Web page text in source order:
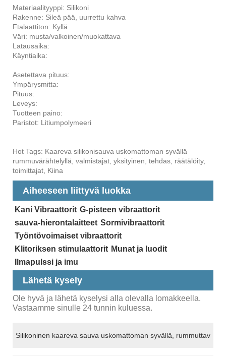
Materiaalityyppi: Silikoni
Rakenne: Sileä pää, uurrettu kahva
Ftalaattiton: Kyllä
Väri: musta/valkoinen/muokattava
Latausaika:
Käyntiaika:
Asetettava pituus:
Ympärysmitta:
Pituus:
Leveys:
Tuotteen paino:
Paristot: Litiumpolymeeri
Hot Tags: Kaareva silikonisauva uskomattoman syvällä
rummuvärähtelyllä, valmistajat, yksityinen, tehdas, räätälöity,
toimittajat, Kiina
Aiheeseen liittyvä luokka
Kani Vibraattorit G-pisteen vibraattorit
sauva-hierontalaitteet Sormivibraattorit
Työntövoimaiset vibraattorit
Klitoriksen stimulaattorit Munat ja luodit
Ilmapulssi ja imu
Lähetä kysely
Ole hyvä ja lähetä kyselysi alla olevalla lomakkeella.
Vastaamme sinulle 24 tunnin kuluessa.